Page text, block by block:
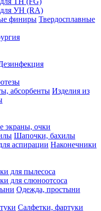
УН (RA)
Твердосплавные
Изделия из
экраны, очки
Шапочки, бахилы
Наконечники
для пылесоса
для слюноотсоса
Одежда, простыни
Салфетки, фартуки